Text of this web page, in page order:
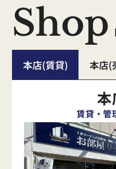
賃貸
2025年12月29日
月6日
売買
2025年12月29日
月5日
Shop
本店(賃貸) 本店(
本
賃貸・管